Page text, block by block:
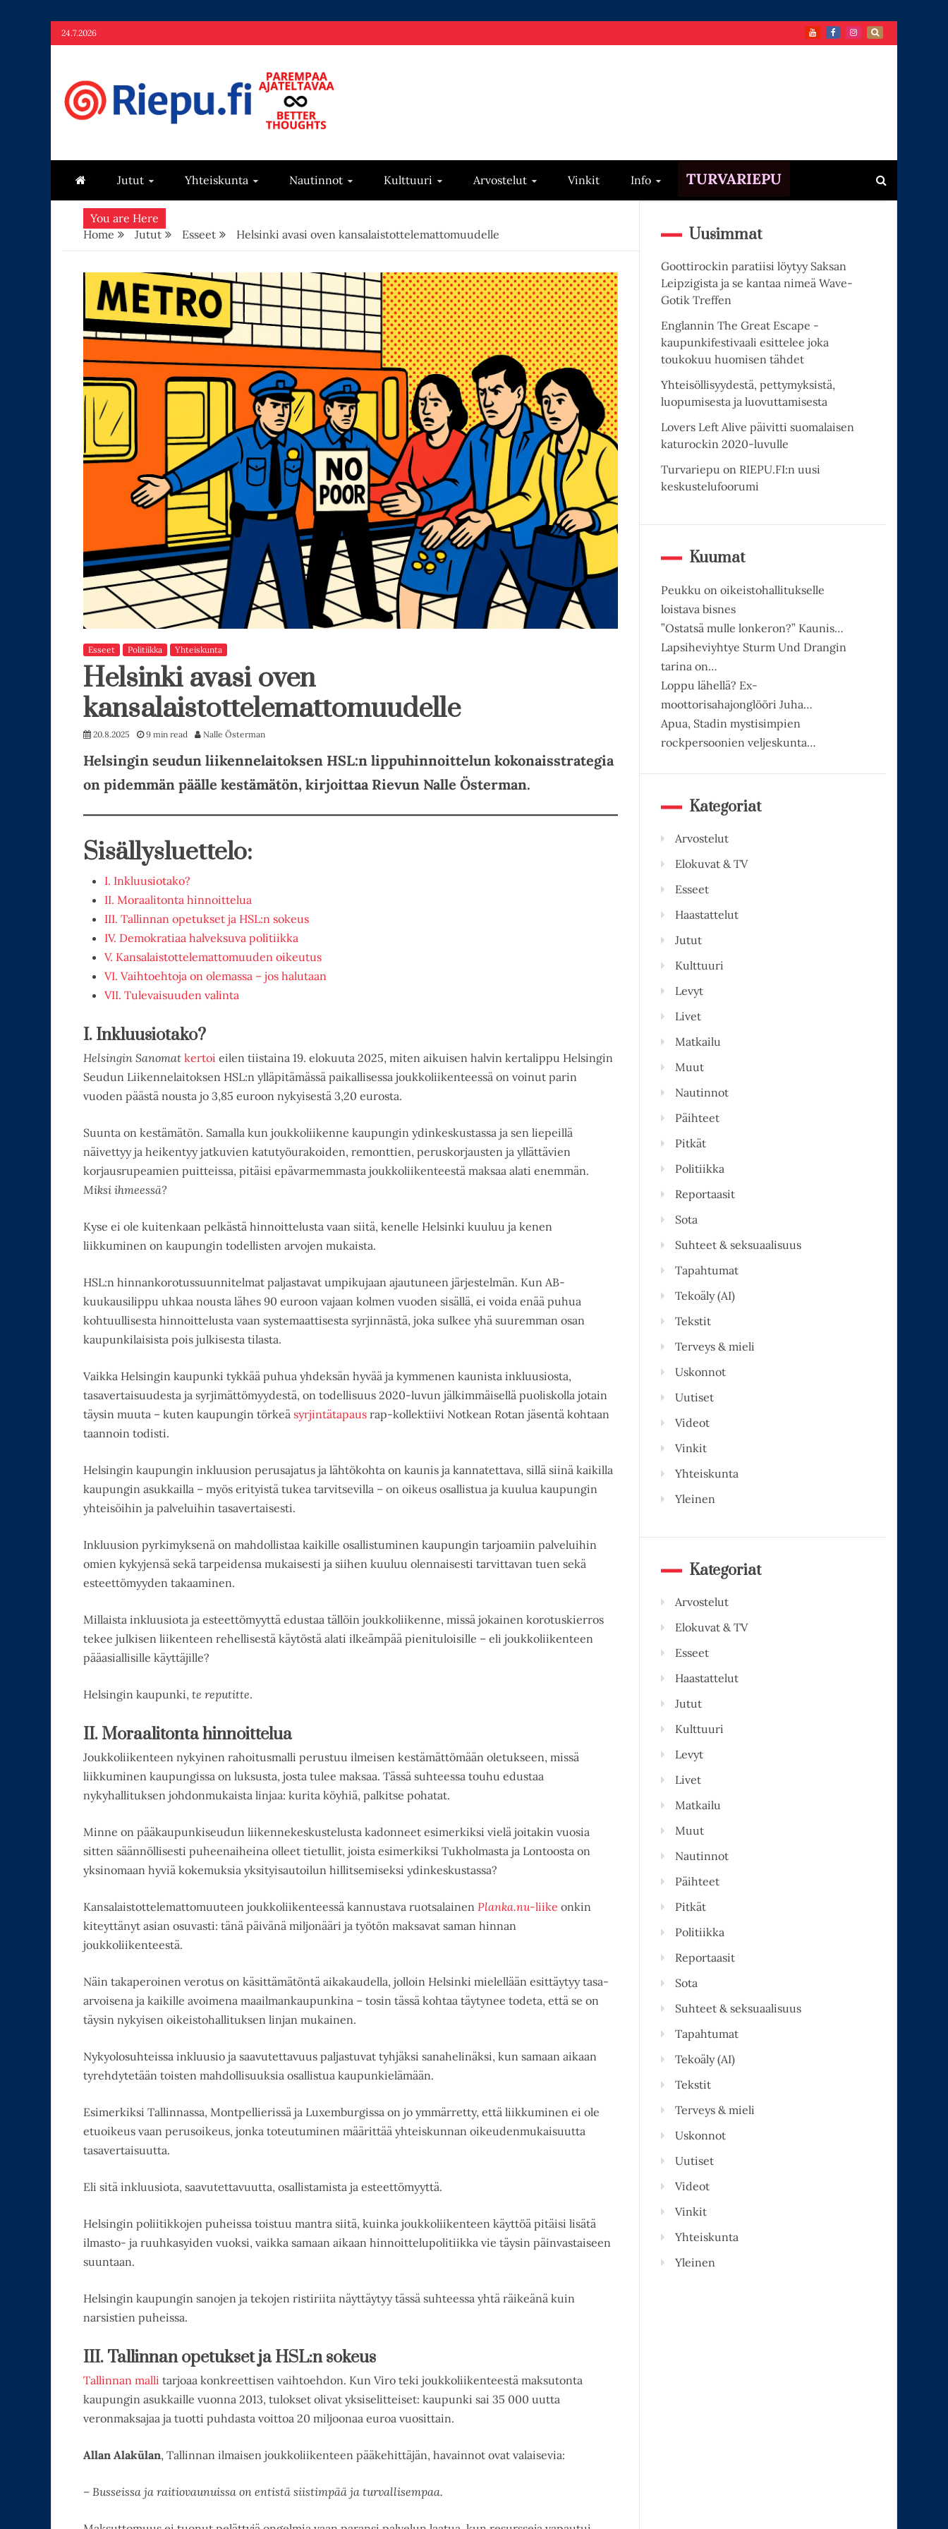
Skip
to
24.7.2026
Riepu.fi
Jutut Yhteiskunta Nautinnot Kulttuuri Arvostelut Vinkit Info TURVARIEPU
You are Here
Home
Jutut Esseet Helsinki avasi oven kansalaistottelemattomuudelle
Esseet Politiikka Yhteiskunta
Helsinki avasi oven
kansalaistottelemattomuudelle
20.8.2025 9 min read Nalle Österman
Helsingin seudun liikennelaitoksen HSL:n lippuhinnoittelun kokonaisstrategia
on pidemmän päälle kestämätön, kirjoittaa Rievun Nalle Österman.
Sisällysluettelo:
I. Inkluusiotako?
II. Moraalitonta hinnoittelua
III. Tallinnan opetukset ja HSL:n sokeus
IV. Demokratiaa halveksuva politiikka
V. Kansalaistottelemattomuuden oikeutus
VI. Vaihtoehtoja on olemassa – jos halutaan
VII. Tulevaisuuden valinta
I. Inkluusiotako?
Helsingin Sanomat kertoi eilen tiistaina 19. elokuuta 2025, miten aikuisen halvin kertalippu Helsingin
Seudun Liikennelaitoksen HSL:n ylläpitämässä paikallisessa joukkoliikenteessä on voinut parin
vuoden päästä nousta jo 3,85 euroon nykyisestä 3,20 eurosta.
Suunta on kestämätön. Samalla kun joukkoliikenne kaupungin ydinkeskustassa ja sen liepeillä
näivettyy ja heikentyy jatkuvien katutyöurakoiden, remonttien, peruskorjausten ja yllättävien
korjausrupeamien puitteissa, pitäisi epävarmemmasta joukkoliikenteestä maksaa alati enemmän.
Miksi ihmeessä?
Kyse ei ole kuitenkaan pelkästä hinnoittelusta vaan siitä, kenelle Helsinki kuuluu ja kenen
liikkuminen on kaupungin todellisten arvojen mukaista.
HSL:n hinnankorotussuunnitelmat paljastavat umpikujaan ajautuneen järjestelmän. Kun AB-
kuukausilippu uhkaa nousta lähes 90 euroon vajaan kolmen vuoden sisällä, ei voida enää puhua
kohtuullisesta hinnoittelusta vaan systemaattisesta syrjinnästä, joka sulkee yhä suuremman osan
kaupunkilaisista pois julkisesta tilasta.
Vaikka Helsingin kaupunki tykkää puhua yhdeksän hyvää ja kymmenen kaunista inkluusiosta,
tasavertaisuudesta ja syrjimättömyydestä, on todellisuus 2020-luvun jälkimmäisellä puoliskolla jotain
täysin muuta – kuten kaupungin törkeä syrjintätapaus rap-kollektiivi Notkean Rotan jäsentä kohtaan
taannoin todisti.
Helsingin kaupungin inkluusion perusajatus ja lähtökohta on kaunis ja kannatettava, sillä siinä kaikilla
kaupungin asukkailla – myös erityistä tukea tarvitsevilla – on oikeus osallistua ja kuulua kaupungin
yhteisöihin ja palveluihin tasavertaisesti.
Inkluusion pyrkimyksenä on mahdollistaa kaikille osallistuminen kaupungin tarjoamiin palveluihin
omien kykyjensä sekä tarpeidensa mukaisesti ja siihen kuuluu olennaisesti tarvittavan tuen sekä
esteettömyyden takaaminen.
Millaista inkluusiota ja esteettömyyttä edustaa tällöin joukkoliikenne, missä jokainen korotuskierros
tekee julkisen liikenteen rehellisestä käytöstä alati ilkeämpää pienituloisille – eli joukkoliikenteen
pääasiallisille käyttäjille?
Helsingin kaupunki, te reputitte.
II. Moraalitonta hinnoittelua
Joukkoliikenteen nykyinen rahoitusmalli perustuu ilmeisen kestämättömään oletukseen, missä
liikkuminen kaupungissa on luksusta, josta tulee maksaa. Tässä suhteessa touhu edustaa
nykyhallituksen johdonmukaista linjaa: kurita köyhiä, palkitse pohatat.
Minne on pääkaupunkiseudun liikennekeskustelusta kadonneet esimerkiksi vielä joitakin vuosia
sitten säännöllisesti puheenaiheina olleet tietullit, joista esimerkiksi Tukholmasta ja Lontoosta on
yksinomaan hyviä kokemuksia yksityisautoilun hillitsemiseksi ydinkeskustassa?
Kansalaistottelemattomuuteen joukkoliikenteessä kannustava ruotsalainen Planka.nu-liike onkin
kiteyttänyt asian osuvasti: tänä päivänä miljonääri ja työtön maksavat saman hinnan
joukkoliikenteestä.
Näin takaperoinen verotus on käsittämätöntä aikakaudella, jolloin Helsinki mielellään esittäytyy tasa-
arvoisena ja kaikille avoimena maailmankaupunkina – tosin tässä kohtaa täytynee todeta, että se on
täysin nykyisen oikeistohallituksen linjan mukainen.
Nykyolosuhteissa inkluusio ja saavutettavuus paljastuvat tyhjäksi sanahelinäksi, kun samaan aikaan
tyrehdytetään toisten mahdollisuuksia osallistua kaupunkielämään.
Esimerkiksi Tallinnassa, Montpellierissä ja Luxemburgissa on jo ymmärretty, että liikkuminen ei ole
etuoikeus vaan perusoikeus, jonka toteutuminen määrittää yhteiskunnan oikeudenmukaisuutta
tasavertaisuutta.
Eli sitä inkluusiota, saavutettavuutta, osallistamista ja esteettömyyttä.
Helsingin poliitikkojen puheissa toistuu mantra siitä, kuinka joukkoliikenteen käyttöä pitäisi lisätä
ilmasto- ja ruuhkasyiden vuoksi, vaikka samaan aikaan hinnoittelupolitiikka vie täysin päinvastaiseen
suuntaan.
Helsingin kaupungin sanojen ja tekojen ristiriita näyttäytyy tässä suhteessa yhtä räikeänä kuin
narsistien puheissa.
III. Tallinnan opetukset ja HSL:n sokeus
Tallinnan malli tarjoaa konkreettisen vaihtoehdon. Kun Viro teki joukkoliikenteestä maksutonta
kaupungin asukkaille vuonna 2013, tulokset olivat yksiselitteiset: kaupunki sai 35 000 uutta
veronmaksajaa ja tuotti puhdasta voittoa 20 miljoonaa euroa vuosittain.
Allan Alakülan, Tallinnan ilmaisen joukkoliikenteen pääkehittäjän, havainnot ovat valaisevia:
– Busseissa ja raitiovaunuissa on entistä siistimpää ja turvallisempaa.
Uusimmat
Goottirockin paratiisi löytyy Saksan
Leipzigista ja se kantaa nimeä Wave-
Gotik Treffen
Englannin The Great Escape -
kaupunkifestivaali esittelee joka
toukokuu huomisen tähdet
Yhteisöllisyydestä, pettymyksistä,
luopumisesta ja luovuttamisesta
Lovers Left Alive päivitti suomalaisen
katurockin 2020-luvulle
Turvariepu on RIEPU.FI:n uusi
keskustelufoorumi
Kuumat
Peukku on oikeistohallitukselle
loistava bisnes
”Ostatsä mulle lonkeron?” Kaunis…
Lapsiheviyhtye Sturm Und Drangin
tarina on…
Loppu lähellä? Ex-
moottorisahajonglööri Juha…
Apua, Stadin mystisimpien
rockpersoonien veljeskunta…
Kategoriat
Arvostelut
Elokuvat & TV
Esseet
Haastattelut
Jutut
Kulttuuri
Levyt
Livet
Matkailu
Muut
Nautinnot
Päihteet
Pitkät
Politiikka
Reportaasit
Sota
Suhteet & seksuaalisuus
Tapahtumat
Tekoäly (AI)
Tekstit
Terveys & mieli
Uskonnot
Uutiset
Videot
Vinkit
Yhteiskunta
Yleinen
Kategoriat
Arvostelut
Elokuvat & TV
Esseet
Haastattelut
Jutut
Kulttuuri
Levyt
Livet
Matkailu
Muut
Nautinnot
Päihteet
Pitkät
Politiikka
Reportaasit
Sota
Suhteet & seksuaalisuus
Tapahtumat
Tekoäly (AI)
Tekstit
Terveys & mieli
Uskonnot
Uutiset
Videot
Vinkit
Yhteiskunta
Yleinen